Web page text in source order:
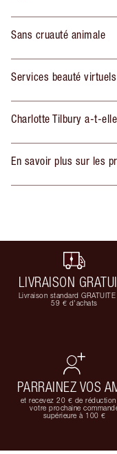
Sans cruauté animale
Services beauté virtuels
Charlotte Tilbury a-t-
En savoir plus sur les
LIVRAISON
Livraison standard
59 € d'achats
PARRAINEZ VOS
et recevez 20 € de réduction
votre prochaine
supérieure à 100 €